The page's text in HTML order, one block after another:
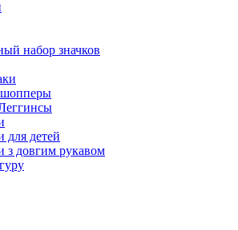
набор значков
для детей
з довгим рукавом